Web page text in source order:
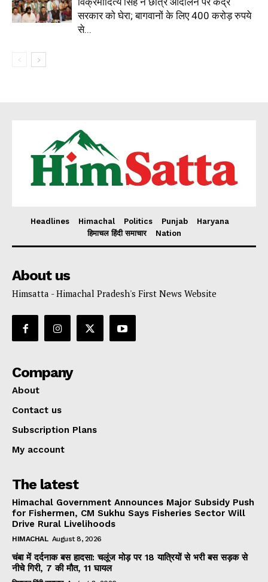
सरकार को घेरा; बागवानों के लिए 400 करोड़ रुपये
से...
Headlines Himachal Politics Punjab
Haryana
हिमाचल हिंदी समाचार
Nation
About us
Himsatta - Himachal Pradesh's First News Website
Company
About
Contact us
Subscription Plans
My account
The latest
Himachal Government Announces Major Subsidy Push
for Fishermen, CM Sukhu Says Fisheries Sector Will
Drive Rural Livelihoods
HIMACHAL August 8, 2026
चंबा में दर्दनाक बस हादसा: चलूंज मोड़ पर 18 यात्रियों से भरी बस सड़क से
नीचे गिरी, 7 की मौत, 11 घायल